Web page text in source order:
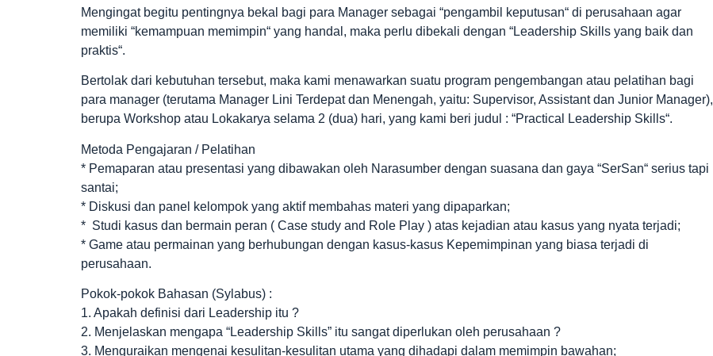
Mengingat begitu pentingnya bekal bagi para Manager sebagai “pengambil keputusan“ di perusahaan agar
memiliki “kemampuan memimpin“ yang handal, maka perlu dibekali dengan “Leadership Skills yang baik dan
praktis“.
Bertolak dari kebutuhan tersebut, maka kami menawarkan suatu program pengembangan atau pelatihan bagi
para manager (terutama Manager Lini Terdepat dan Menengah, yaitu: Supervisor, Assistant dan Junior Manager),
berupa Workshop atau Lokakarya selama 2 (dua) hari, yang kami beri judul : “Practical Leadership Skills“.
Metoda Pengajaran / Pelatihan
* Pemaparan atau presentasi yang dibawakan oleh Narasumber dengan suasana dan gaya “SerSan“ serius tapi
santai;
* Diskusi dan panel kelompok yang aktif membahas materi yang dipaparkan;
* Studi kasus dan bermain peran ( Case study and Role Play ) atas kejadian atau kasus yang nyata terjadi;
* Game atau permainan yang berhubungan dengan kasus-kasus Kepemimpinan yang biasa terjadi di
perusahaan.
Pokok-pokok Bahasan (Sylabus) :
1. Apakah definisi dari Leadership itu ?
2. Menjelaskan mengapa “Leadership Skills” itu sangat diperlukan oleh perusahaan ?
3. Menguraikan mengenai kesulitan-kesulitan utama yang dihadapi dalam memimpin bawahan;